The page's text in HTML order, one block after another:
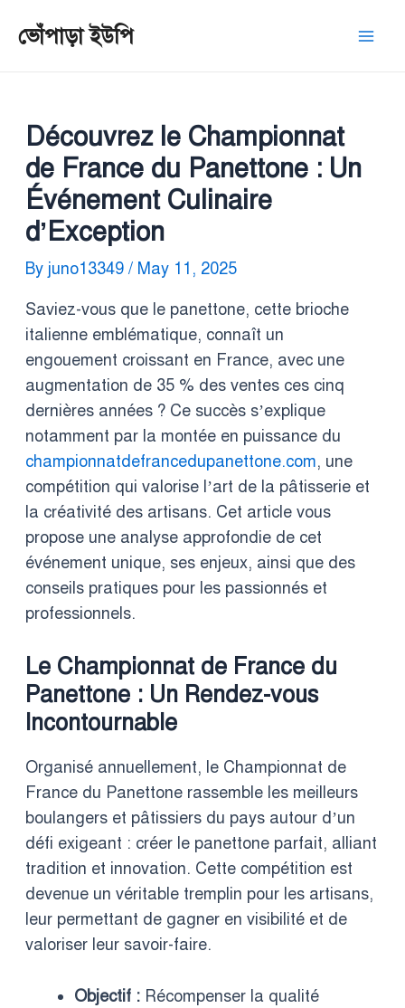
ভোঁপাড়া ইউপি
Découvrez le Championnat
de France du Panettone : Un
Événement Culinaire
d’Exception
By juno13349 / May 11, 2025
Saviez-vous que le panettone, cette brioche
italienne emblématique, connaît un
engouement croissant en France, avec une
augmentation de 35 % des ventes ces cinq
dernières années ? Ce succès s’explique
notamment par la montée en puissance du
championnatdefrancedupanettone.com, une
compétition qui valorise l’art de la pâtisserie et
la créativité des artisans. Cet article vous
propose une analyse approfondie de cet
événement unique, ses enjeux, ainsi que des
conseils pratiques pour les passionnés et
professionnels.
Le Championnat de France du
Panettone : Un Rendez-vous
Incontournable
Organisé annuellement, le Championnat de
France du Panettone rassemble les meilleurs
boulangers et pâtissiers du pays autour d’un
défi exigeant : créer le panettone parfait, alliant
tradition et innovation. Cette compétition est
devenue un véritable tremplin pour les artisans,
leur permettant de gagner en visibilité et de
valoriser leur savoir-faire.
Objectif :Récompenser la qualité
navigation